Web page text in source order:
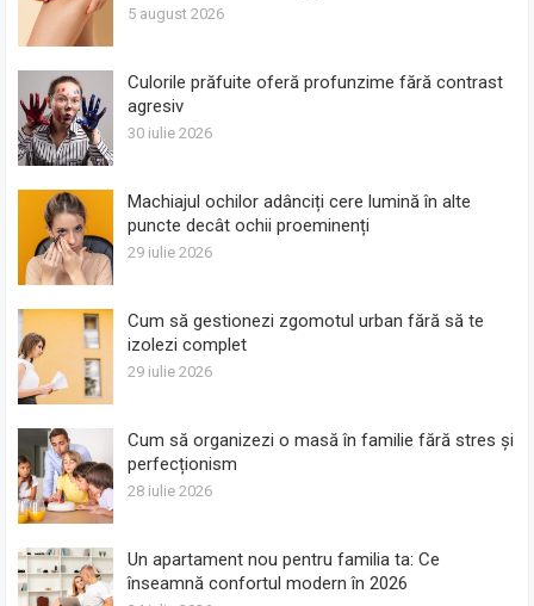
5 august 2026
Culorile prăfuite oferă profunzime fără contrast
agresiv
30 iulie 2026
Machiajul ochilor adânciți cere lumină în alte
puncte decât ochii proeminenți
29 iulie 2026
Cum să gestionezi zgomotul urban fără să te
izolezi complet
29 iulie 2026
Cum să organizezi o masă în familie fără stres și
perfecționism
28 iulie 2026
Un apartament nou pentru familia ta: Ce
înseamnă confortul modern în 2026